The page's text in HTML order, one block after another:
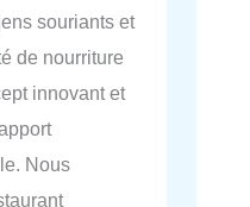
souriants et
de nourriture
innovant et
Nous